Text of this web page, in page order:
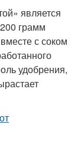
является
грамм
с соком
удобрения,